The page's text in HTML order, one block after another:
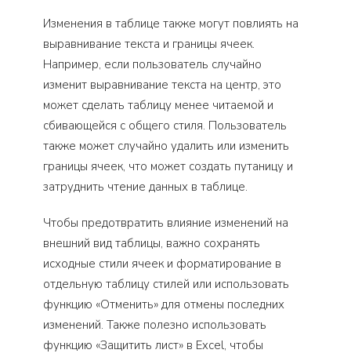
Изменения в таблице также могут повлиять на
выравнивание текста и границы ячеек.
Например, если пользователь случайно
изменит выравнивание текста на центр, это
может сделать таблицу менее читаемой и
сбивающейся с общего стиля. Пользователь
также может случайно удалить или изменить
границы ячеек, что может создать путаницу и
затруднить чтение данных в таблице.
Чтобы предотвратить влияние изменений на
внешний вид таблицы, важно сохранять
исходные стили ячеек и форматирование в
отдельную таблицу стилей или использовать
функцию «Отменить» для отмены последних
изменений. Также полезно использовать
функцию «Защитить лист» в Excel, чтобы